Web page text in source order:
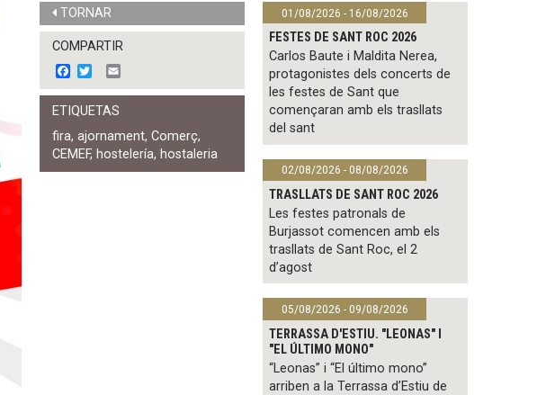
TORNAR
COMPARTIR
F
a
c
e
o
o
k
w
i
t
e
r
m
a
ETIQUETAS
fira,ajornament,Comerç,
CEMEF, hostelería, hostaleria
01/08/2026 - 16/08/2026
FESTES DE SANT ROC 2026
Carlos Baute i Maldita Nerea,
protagonistes dels concerts de
les festes de Sant que
començaran amb els trasllats
del sant
02/08/2026 - 08/08/2026
TRASLLATS DE SANT ROC 2026
Les festes patronals de
Burjassot comencen amb els
trasllats de Sant Roc, el 2
d’agost
05/08/2026 - 09/08/2026
TERRASSA D'ESTIU. "LEONAS" I
"EL ÚLTIMO MONO"
“Leonas” i “El último mono”
arriben a la Terrassa d’Estiu de